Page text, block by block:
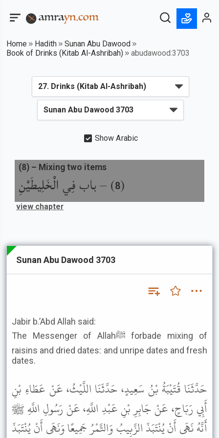
Home Hadith
Sunan Abu Dawood
Book of Drinks (Kitab Al-Ashribah)
abudawood:3703
Show Arabic
(
8
) –باب فِي الْخَلِيطَيْنِ
(8) – Mixing two items
view chapter
Sunan Abu Dawood 3703
Jabir b.’Abd Allah said:
The Messenger of Allahﷺ forbade mixing of
raisins and dried dates: and unripe dates and fresh
dates.
حَدَّثَنَا قُتَيْبَةُ بْنُ سَعِيدٍ، حَدَّثَنَا اللَّيْثُ، عَنْ عَطَاءِ بْنِ
أَبِي رَبَاحٍ، عَنْ جَابِرِ بْنِ عَبْدِ اللَّهِ، عَنْ رَسُولِ اللَّهِ ﷺ
أَنَّهُ نَهَى أَنْ يُنْتَبَذَ الزَّبِيبُ وَالتَّمْرُ جَمِيعًا وَنَهَى أَنْ يُنْتَبَذَ